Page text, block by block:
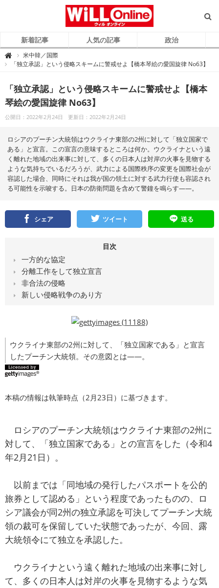
新着記事 人気の記事 政治

L
n
n
e
（
ウ
オ
ン
ラ
イ
ン
）
米中韓／国際
「独立承認」という侵略スキームに警戒せよ【橋本琴絵の愛国旋律 No63】
「独立承認」という侵略スキームに警戒せよ【橋本
琴絵の愛国旋律 No63】
公開日：2022年2月24日 更新日：2022年2月24日
ロシアのプーチン大統領はウクライナ東部の2州に対して「独立国家で
ある」と宣言。この宣言の意味するところは何か。ウクライナという遠
く離れた地域の出来事に対して、多くの日本人は対岸の火事を見物する
ような気持ちでいるだろうが、武力による国際秩序の変更を国際社会が
容認した場合、同時にそれは我が国の領土に対する武力行使も容認され
る可能性を示唆する。日本の防衛問題を含めて警鐘を鳴らす――。
シェア ツイート 送る
目次
一方的な協定
分離工作をして独立宣言
非合法の侵略
新しい侵略戦争のあり方
ウクライナ東部の2州に対して、「独立国家である」と宣言
したプーチン大統領。その意図とは――。
本稿の情報は執筆時点（2月23日）に基づきます。
ロシアのプーチン大統領はウクライナ東部の2州に
対して、「独立国家である」との宣言をした（令和4
年2月21日）。
以前までは「同地域の発行したパスポートを公的
旅券として認める」という程度であったものの、ロ
シア議会が同2州の独立承認を可決してプーチン大統
領の裁可を保留していた状態であったが、今回、露
大統領令にて独立を承認した。
ウクライナという遠く離れた地域の出来事に対し
て、多くの日本人は対岸の火事を見物するような気